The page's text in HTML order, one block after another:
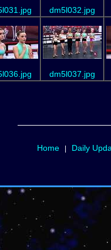
dm5l032.jpg
dm5l037.jpg
Home| Daily